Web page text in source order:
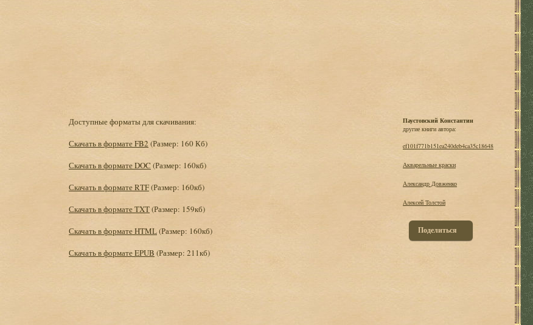
Доступные форматы для скачивания:
Скачать в формате FB2 (Размер: 160 Кб)
Скачать в формате DOC (Размер: 160кб)
Скачать в формате RTF(Размер: 160кб)
Скачать в формате TXT(Размер: 159кб)
Скачать в формате HTML(Размер: 160кб)
Скачать в формате EPUB (Размер: 211кб)
Паустовский Константин
другие книги автора:
ef101f771b151ea240deb4ca35c18648
Акварельные краски
Александр Довженко
Алексей Толстой
Поделиться